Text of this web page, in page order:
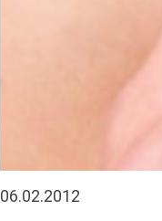
06.02.2012